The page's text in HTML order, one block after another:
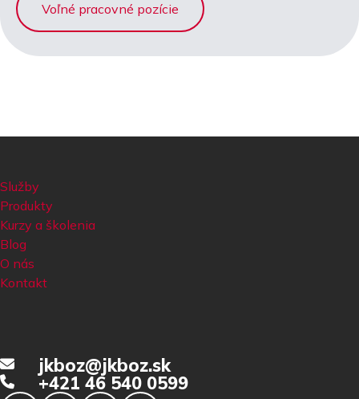
Voľné pracovné pozície
Služby
Produkty
Kurzy a školenia
Blog
O nás
Kontakt
jkboz@jkboz.sk
+421 46 540 0599